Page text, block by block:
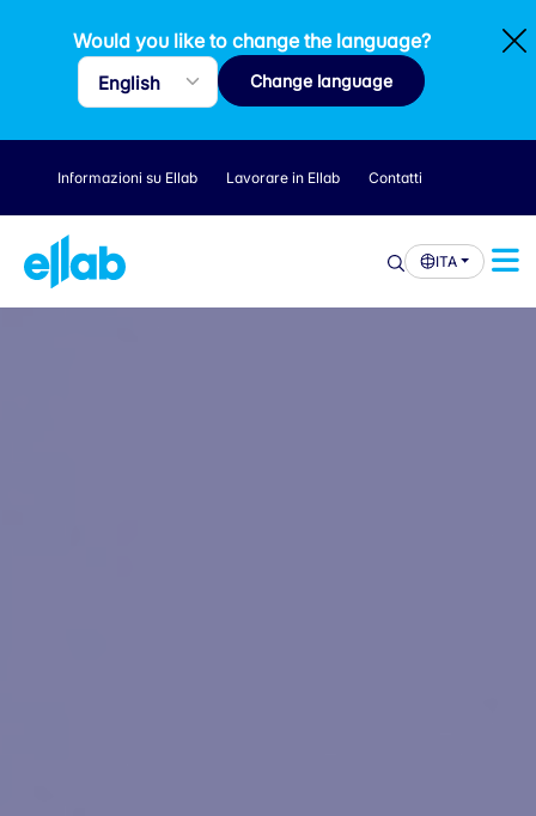
Would you like to change the language?
Change language
Informazioni su Ellab Lavorare in Ellab Contatti
ITA